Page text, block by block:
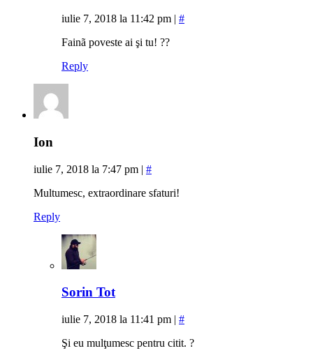
iulie 7, 2018 la 11:42 pm | #
Fainã poveste ai şi tu! ??
Reply
Ion
iulie 7, 2018 la 7:47 pm | #
Multumesc, extraordinare sfaturi!
Reply
Sorin Tot
iulie 7, 2018 la 11:41 pm | #
Şi eu mulţumesc pentru citit. ?